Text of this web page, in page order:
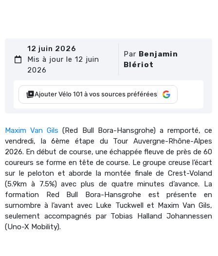
12 juin 2026
Mis à jour le 12 juin
2026
Par Benjamin
Blériot
Ajouter Vélo 101 à vos sources préférées
Maxim Van Gils (Red Bull Bora-Hansgrohe) a remporté, ce
vendredi, la 6ème étape du Tour Auvergne-Rhône-Alpes
2026. En début de course, une échappée fleuve de près de 60
coureurs se forme en tête de course. Le groupe creuse l’écart
sur le peloton et aborde la montée finale de Crest-Voland
(5.9km à 7.5%) avec plus de quatre minutes d’avance. La
formation Red Bull Bora-Hansgrohe est présente en
surnombre à l’avant avec Luke Tuckwell et Maxim Van Gils,
seulement accompagnés par Tobias Halland Johannessen
(Uno-X Mobility).